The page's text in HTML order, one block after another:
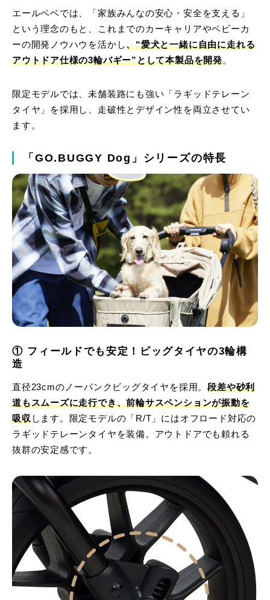
エールベベでは、「家族みんなの安心・安全を支える」
という理念のもと、これまでのカーキャリアやベビーカ
ーの開発ノウハウを活かし、“愛犬と一緒に自由に走れる
アウトドア仕様の3輪バギー”として本製品を開発。
限定モデルでは、未舗装路にも強い「ラギッドテレーン
タイヤ」を採用し、走破性とデザイン性を両立させてい
ます。
「GO.BUGGY Dog」シリーズの特長
① フィールドでも安定！ビッグタイヤの3輪構
造
直径23cmのノーパンクビッグタイヤを採用。段差や砂利
道もスムーズに走行でき、前輪サスペンションが振動を
吸収します。限定モデルの「R/T」にはオフロード対応の
ラギッドテレーンタイヤを装備。アウトドアでも頼れる
抜群の安定感です。